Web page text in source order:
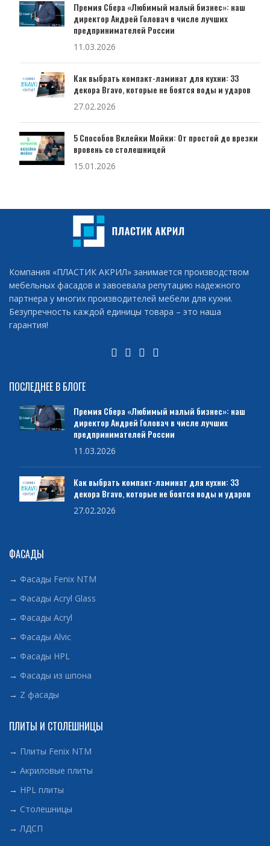
Премия Сбера «Любимый малый бизнес»: наш
директор Андрей Головач в числе лучших
предпринимателей России
11.03.2026
Как выбрать компакт-ламинат для кухни: 33
декора Bravo, которые не боятся воды и ударов
27.02.2026
5 Способов Вклейки Мойки: От простой до врезки
вровень со столешницей
15.01.2026
Компания «ПЛАСТИК АКРИЛ» занимается производством
мебельных фасадов и завоевала репутацию надежного
партнера у многих производителей мебели для кухни.
Безупречность каждой единицы товара – это наша
гарантия!
ПОСЛЕДНЕЕ В БЛОГЕ
Премия Сбера «Любимый малый бизнес»: наш
директор Андрей Головач в числе лучших
предпринимателей России
11.03.2026
Как выбрать компакт-ламинат для кухни: 33
декора Bravo, которые не боятся воды и ударов
27.02.2026
ФАСАДЫ
→ Фасады Fenix NTM
→ Фасады Acryl Glass
→ Фасады Acryl
→ Фасады Alvic
→ Фасады HPL
→ Фасады из шпона
→ Z фасады
ПЛИТЫ И СТОЛЕШНИЦЫ
→ Плиты Fenix NTM
→ Акриловые плиты
→ HPL плиты
→ Столешницы
→ЛДСП